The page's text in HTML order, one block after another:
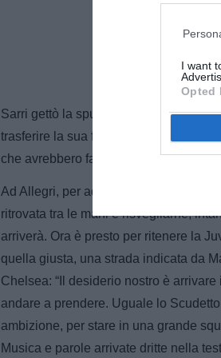
I want
Opted
Sarri gettò la spugna ad ottobre dopo
trasferire la sua filosofia, sfruttando il
che avrebbero fatto vincere la squadra
Ad Allegri, per adesso, sono bastati
ritrovata tra le mani e risvegliarne,
arriverà. Ora è presto per ritenere la
quella giusta, una strada indicata da
Chelsea: “Il desiderio nostro è
andare a prendere. Uguale lo
ambizione, per stare in una grande
Musica e parole arrivate dritte nella